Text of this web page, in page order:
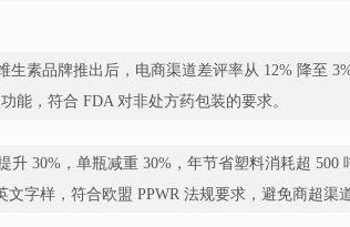
素品牌推出后，电商渠道差评率从 12% 降至
能，符合 FDA 对非处方药包装的要求。
30%，单瓶减重 30%，年节省塑料消耗超 500
文字样，符合欧盟 PPWR 法规要求，避免商超渠